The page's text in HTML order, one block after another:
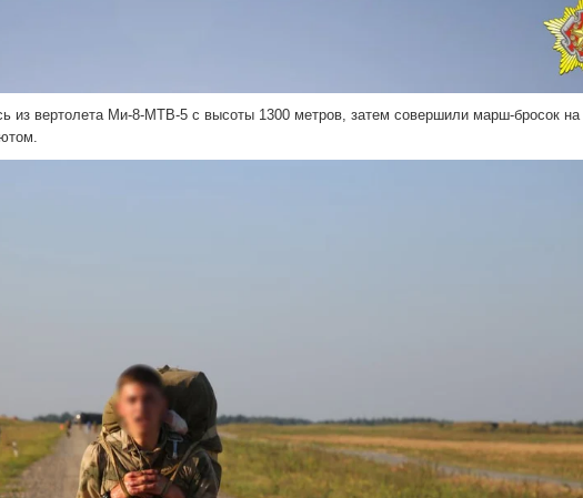
из вертолета Ми-8-МТВ-5 с высоты 1300 метров, затем совершили марш-бросок на